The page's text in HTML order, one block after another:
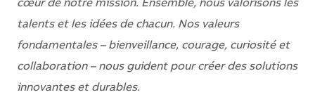
cœur de notre mission. Ensemble, nous valorisons les
talents et les idées de chacun. Nos valeurs
fondamentales – bienveillance, courage, curiosité et
collaboration – nous guident pour créer des solutions
innovantes et durables.